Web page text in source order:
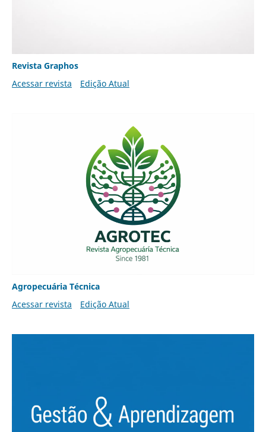
Revista Graphos
Acessar revista
Edição Atual
Agropecuária Técnica
Acessar revista
Edição Atual